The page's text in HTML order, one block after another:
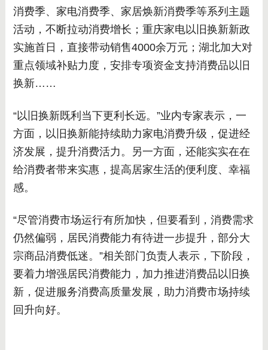
消费季、家电消费季、家居焕新消费季等系列主题
活动，不断拉动消费增长；重庆家电以旧换新新政
实施首日，直接带动销售4000余万元；湖北加大对
重点领域补贴力度，安排专项资金支持消费品以旧
换新……
“以旧换新既利当下更利长远。”业内专家表示，一
方面，以旧换新能持续助力家电消费升级，促进经
济发展，提升消费活力。另一方面，还能实实在在
给消费者带来实惠，提高居家生活的便利度、幸福
感。
“尽管消费市场运行有所加快，但要看到，消费需求
仍然偏弱，居民消费能力有待进一步提升，部分大
宗商品消费低迷。”相关部门负责人表示，下阶段，
要着力增强居民消费能力，加力推进消费品以旧换
新，促进服务消费高质量发展，助力消费市场持续
回升向好。